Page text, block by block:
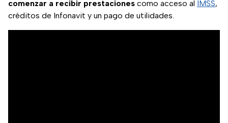
comenzar a recibir prestaciones como acceso al IMSS,
créditos de Infonavit y un pago de utilidades.